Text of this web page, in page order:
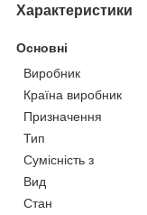
Характеристики
Основні
Виробник
Країна виробник
Призначення
Тип
Сумісність з
Вид
Стан